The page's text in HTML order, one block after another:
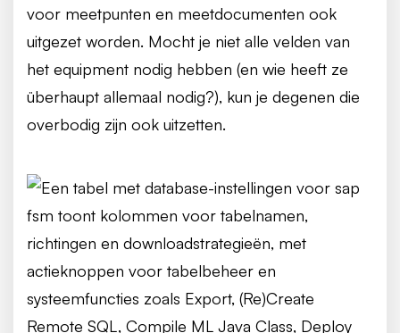
voor meetpunten en meetdocumenten ook
uitgezet worden. Mocht je niet alle velden van
het equipment nodig hebben (en wie heeft ze
überhaupt allemaal nodig?), kun je degenen die
overbodig zijn ook uitzetten.